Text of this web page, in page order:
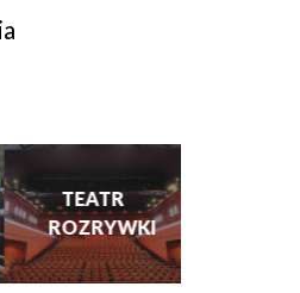
TEATR
CENTRUM
KULTURY
GRAJFKA